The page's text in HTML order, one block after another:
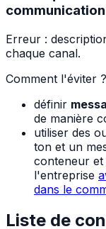
Erreur :
chaque canal.
Comment l'éviter ?
définir
de manière
utiliser des
ton et un
conteneur et
l'entreprise
dans le
Liste de